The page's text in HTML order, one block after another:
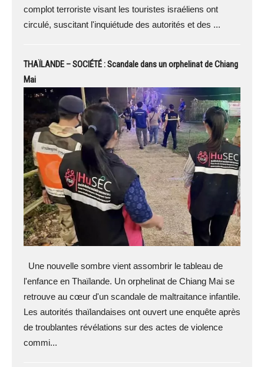
complot terroriste visant les touristes israéliens ont
circulé, suscitant l'inquiétude des autorités et des ...
THAÏLANDE – SOCIÉTÉ : Scandale dans un orphelinat de Chiang
Mai
Une nouvelle sombre vient assombrir le tableau de
l'enfance en Thaïlande. Un orphelinat de Chiang Mai se
retrouve au cœur d'un scandale de maltraitance infantile.
Les autorités thaïlandaises ont ouvert une enquête après
de troublantes révélations sur des actes de violence
commi...